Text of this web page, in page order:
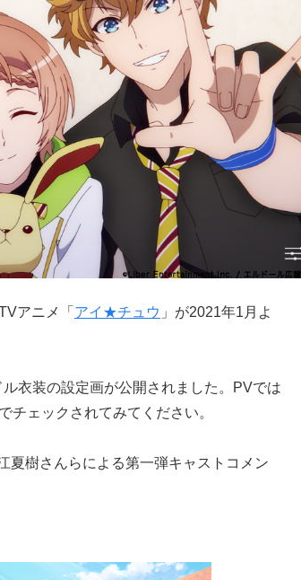
アニメ「 アイ★チュウ 」が2021年1月よ
衣装の設定画が公開されました。PVでは
チェックされてみてください。
夏樹さんらによる第一弾キャストコメン